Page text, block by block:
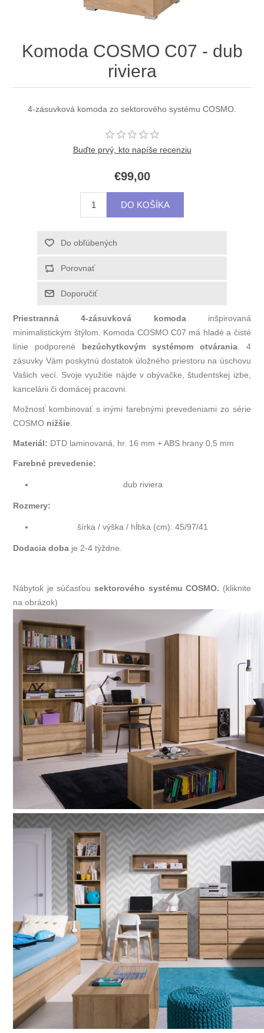
Komoda COSMO C07 - dub
riviera
4-zásuvková komoda zo sektorového systému COSMO.
Buďte prvý, kto napíše recenziu
€99,00
Priestranná 4-zásuvková komodainšpirovaná
minimalistickým štýlom. Komoda COSMO C07 má hladé a čisté
línie podporené bezúchytkovým systémom otvárania. 4
zásuvky Vám poskytnú dostatok úložného priestoru na úschovu
Vašich vecí. Svoje využitie nájde v obývačke, študentskej izbe,
kancelárii či domácej pracovni.
Možnosť kombinovať s inými farebnými prevedeniami zo série
COSMO nižšie.
Materiál: DTD laminovaná, hr. 16 mm + ABS hrany 0,5 mm
Farebné prevedenie:
dub riviera
Rozmery:
šírka / výška / hĺbka (cm): 45/97/41
Dodacia doba je 2-4 týždne.
Nábytok je súčasťou sektorového systému COSMO. (kliknite
na obrázok)